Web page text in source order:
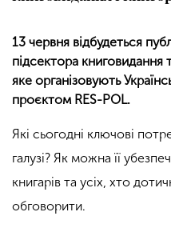
13 червня відбудеться
підсектора
яке організовують
проєктом RES-POL.
Які сьогодні ключові
галузі? Як можна її
книгарів та усіх, хто
обговорити.